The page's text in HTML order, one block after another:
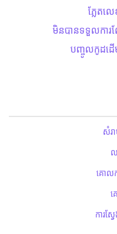
ភ្លែតល
មិនបានទទួលការ
បញ្ចូលកូដដើ
សំរ
ល
គោល
គ
ការស្